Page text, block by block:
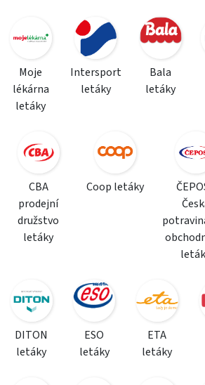
Moje
lékárna
letáky
Intersport
letáky
Bala
letáky
CBA
prodejní
družstvo
letáky
Coop letáky
DITON
letáky
ESO
letáky
ETA
letáky